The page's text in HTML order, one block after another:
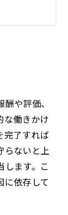
や評価、
な働きかけ
完了すれば
らないと上
します。こ
に依存して